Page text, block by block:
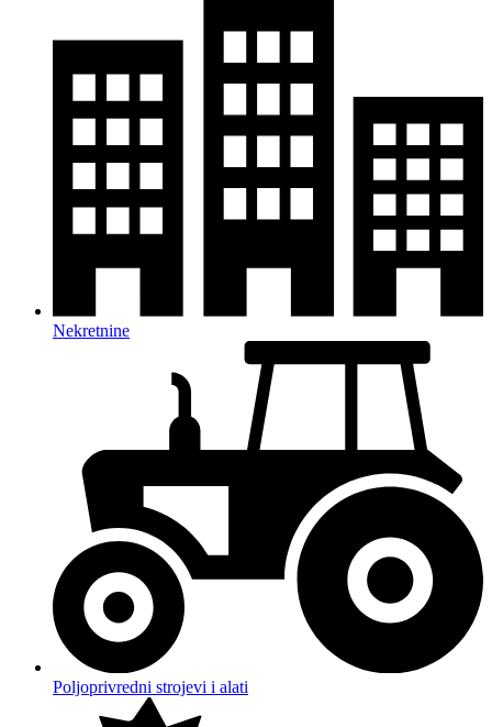
Nekretnine
Poljoprivredni strojevi i alati